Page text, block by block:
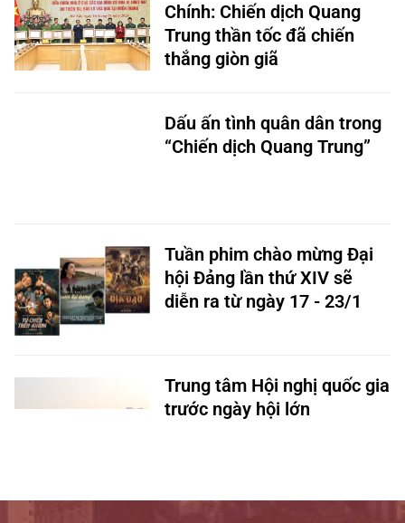
Chính: Chiến dịch Quang
Trung thần tốc đã chiến
thắng giòn giã
Dấu ấn tình quân dân trong
“Chiến dịch Quang Trung”
Tuần phim chào mừng Đại
hội Đảng lần thứ XIV sẽ
diễn ra từ ngày 17 - 23/1
Trung tâm Hội nghị quốc gia
trước ngày hội lớn